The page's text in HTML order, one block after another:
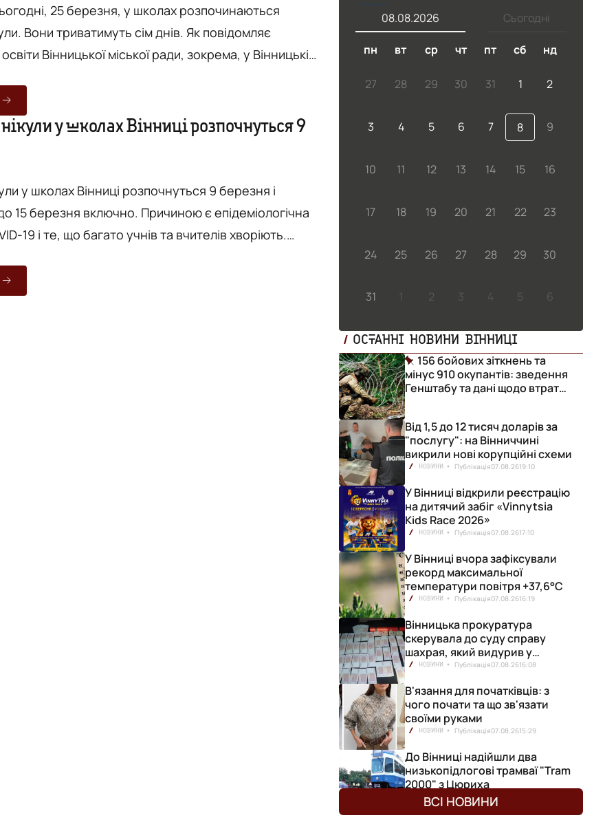
25 березня, у школах розпочинаються
триватимуть сім днів. Як повідомляє
Вінницької міської ради, зокрема, у Вінницькій
традиційно розпочався 1 вересня 2023 року і
червня 2024 року. Ілюстрація - expert.in.ua
у школах Вінниці розпочнуться 9
у школах Вінниці розпочнуться 9 березня і
15 березня включно. Причиною є епідеміологічна
19 і те, що багато учнів та вчителів хворіють.
у коментарі Vежі, що рішення про
прийняли керівники і педагогічні ради шкіл.
Сьогодні
08.08.2026
пн вт ср чт пт сб нд
27 28 29 30 31 1 2
3 4 5 6 7 8 9
10 11 12 13 14 15 16
17 18 19 20 21 22 23
24 25 26 27 28 29 30
31 1 2 3 4 5 6
ОСТАННІ НОВИНИ ВІННИЦІ
156 бойових зіткнень та
мінус 910 окупантів: зведення
Генштабу та дані щодо втрат
Від 1,5 до 12 тисяч доларів за
"послугу": на Вінниччині
викрили нові корупційні схеми
НОВИНИ Публікація07.08.2619:10
У Вінниці відкрили реєстрацію
на дитячий забіг «Vinnytsia
Kids Race 2026»
НОВИНИ Публікація07.08.2617:10
У Вінниці вчора зафіксували
рекорд максимальної
температури повітря +37,6°С
НОВИНИ Публікація07.08.2616:19
Вінницька прокуратура
скерувала до суду справу
шахрая, який видурив у
вінничанки 154 тисячі гривень
НОВИНИ Публікація07.08.2616:08
В'язання для початківців: з
чого почати та що зв'язати
своїми руками
НОВИНИ Публікація07.08.2615:29
До Вінниці надійшли два
низькопідлогові трамваї "Tram
2000" з Цюриха
НОВИНИ Публікація07.08.26
ВСІ НОВИНИ